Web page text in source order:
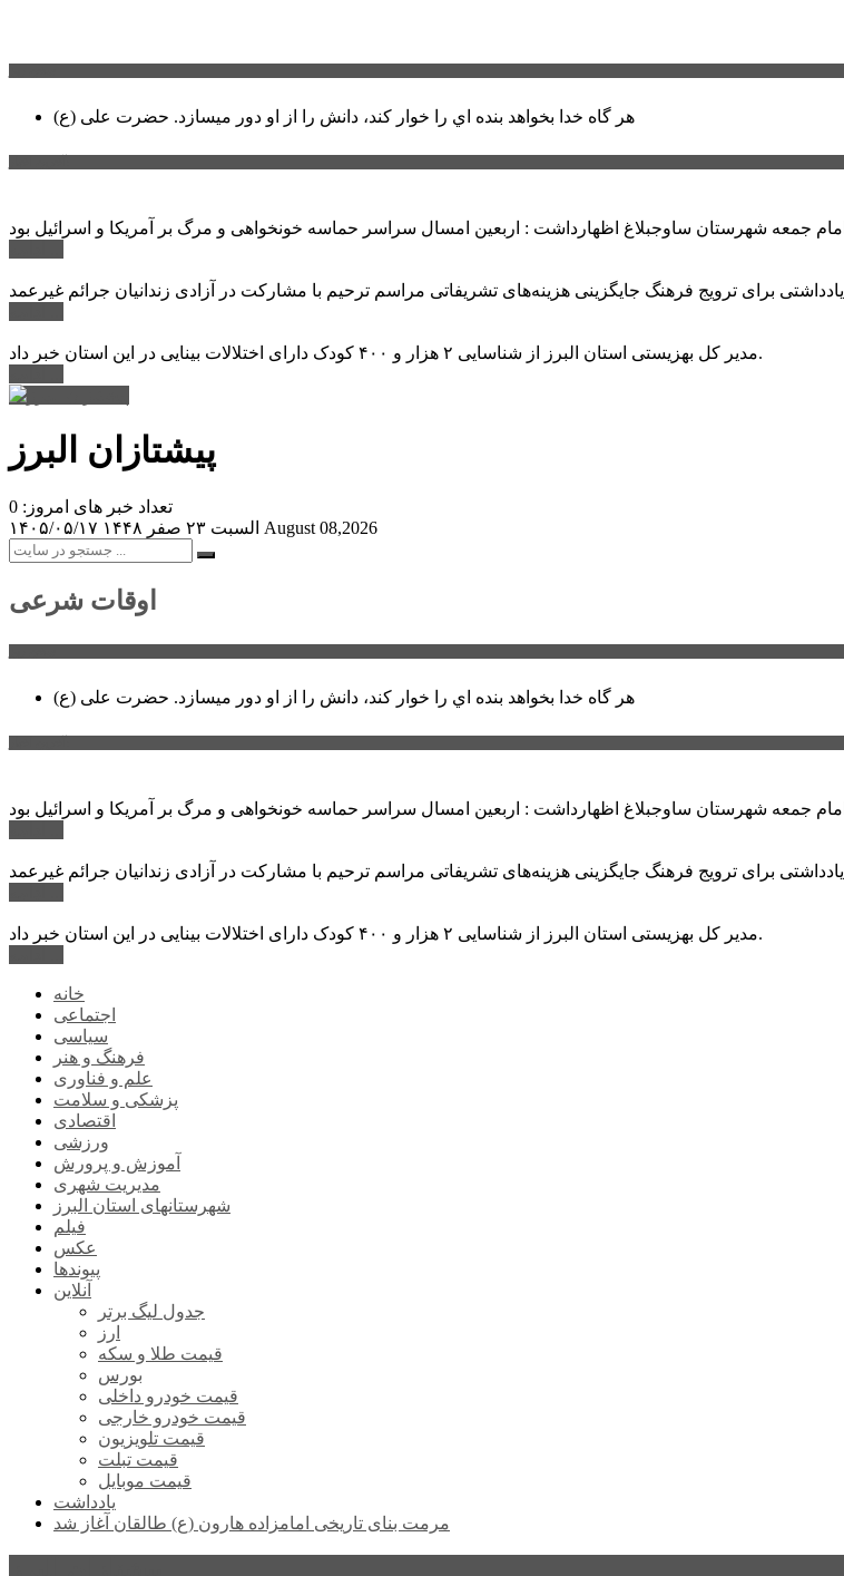
هر گاه خدا بخواهد بنده اي را خوار كند، دانش را از او دور میسازد. حضرت علی (ع)
یادداشتی برای ترویج فرهنگ جایگزینی هزینه‌های تشریفاتی مراسم ترحیم با مشارکت در آزادی زندانیان جرائم غیرعمد
مدیر کل بهزیستی استان البرز از شناسایی ۲ هزار و ۴۰۰ کودک دارای اختلالات بینایی در این استان خبر داد.
پیشتازان البرز
تعداد خبر های امروز: 0
۱۴۰۵/۰۵/۱۷
السبت ۲۳ صفر ۱۴۴۸ August 08,2026
اوقات شرعی
هر گاه خدا بخواهد بنده اي را خوار كند، دانش را از او دور میسازد. حضرت علی (ع)
یادداشتی برای ترویج فرهنگ جایگزینی هزینه‌های تشریفاتی مراسم ترحیم با مشارکت در آزادی زندانیان جرائم غیرعمد
مدیر کل بهزیستی استان البرز از شناسایی ۲ هزار و ۴۰۰ کودک دارای اختلالات بینایی در این استان خبر داد.
خانه
اجتماعی
سیاسی
فرهنگ و هنر
علم و فناوری
پزشکی و سلامت
اقتصادی
ورزشی
آموزش و پرورش
مدیریت شهری
شهرستانهای استان البرز
فیلم
عکس
پیوندها
آنلاین
جدول لیگ برتر
ارز
قیمت طلا و سکه
بورس
قیمت خودرو داخلی
قیمت خودرو خارجی
قیمت تلویزیون
قیمت تبلت
قیمت موبایل
یادداشت
مرمت بنای تاریخی امامزاده هارون (ع) طالقان آغاز شد